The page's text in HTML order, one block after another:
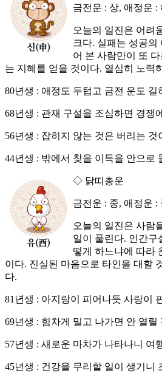
금전운 : 상, 애정운 :
오늘의 일진은 어려
크다. 실패는 성공의
어 본 사람만이 또
는 지혜를 얻을 것이다. 열심히 노력
80년생 : 애정도 두텁고 금전 운도 길
68년생 : 관재 구설을 조심하면 경쟁
56년생 : 잡히지 않는 것은 버리는 것
44년생 : 밖에서 찾을 이득을 안으로
◇ 닭띠총운
금전운 : 중, 애정운 :
오늘의 일진은 사람
일이 풀린다. 인간구
떻게 하느냐에 따라
이다. 진실된 마음으로 타인을 대할
다.
81년생 : 아지랑이 피어나듯 사랑이
69년생 : 힘차게 밀고 나가면 안 열릴
57년생 : 새로운 마차가 나타나니 여
45년생 : 건강을 무리할 일이 생기니